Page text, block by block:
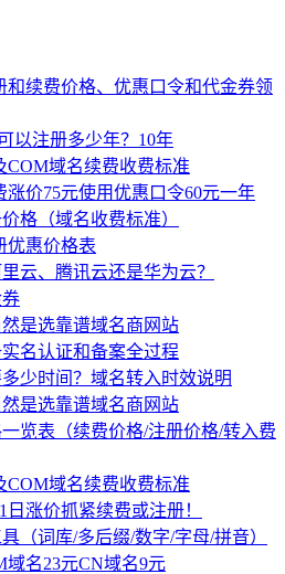
和续费价格、优惠口令和代金券领
以注册多少年？10年
COM域名续费收费标准
涨价75元使用优惠口令60元一年
格（域名收费标准）
优惠价格表
云、腾讯云还是华为云？
是选靠谱域名商网站
名认证和备案全过程
少时间？域名转入时效说明
是选靠谱域名商网站
览表（续费价格/注册价格/转入费
COM域名续费收费标准
涨价抓紧续费或注册！
（词库/多后缀/数字/字母/拼音）
域名23元CN域名9元